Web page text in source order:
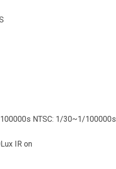
NTSC: 1/30~1/100000s
IR on